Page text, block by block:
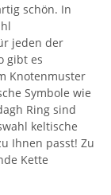
schön. In
jeden der
gibt es
Knotenmuster
Symbole wie
Ring sind
keltische
Ihnen passt! Zu
Kette